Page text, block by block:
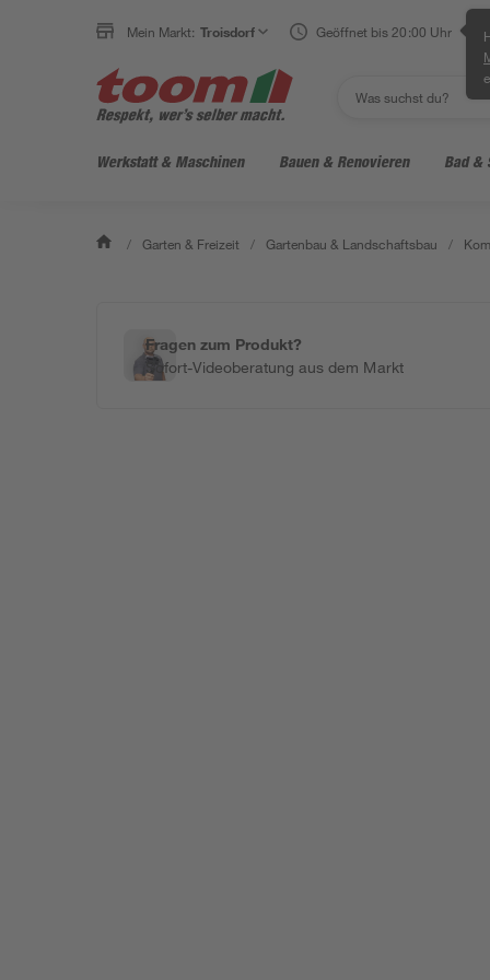
Mein Markt: Troisdorf Geöffnet bis 20:00 Uhr
Werkstatt & Maschinen Bauen & Renovieren Bad &
/ Garten & Freizeit / Gartenbau & Landschaftsbau /
Fragen zum Produkt?
Sofort-Videoberatung aus dem Markt